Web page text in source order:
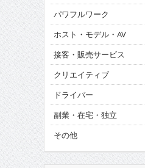
パワフルワーク
ホスト・モデル・AV
接客・販売サービス
クリエイティブ
ドライバー
副業・在宅・独立
その他